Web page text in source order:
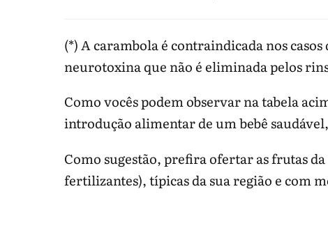
(*) A carambola é contraindicada nos
neurotoxina que não é eliminada pelos rins
Como vocês podem observar na tabela
introdução alimentar de um bebê
Como sugestão, prefira ofertar as frutas
fertilizantes), típicas da sua região e com